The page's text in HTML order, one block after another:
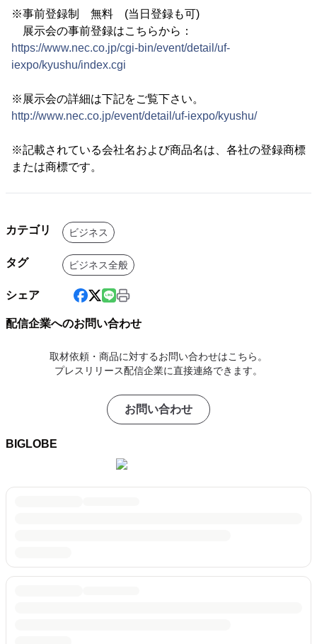
※事前登録制 無料 (当日登録も可)
展示会の事前登録はこちらから：
https://www.nec.co.jp/cgi-bin/event/detail/uf-
iexpo/kyushu/index.cgi
※展示会の詳細は下記をご覧下さい。
http://www.nec.co.jp/event/detail/uf-iexpo/kyushu/
※記載されている会社名および商品名は、各社の登録商標
または商標です。
カテゴリ ビジネス
タグ ビジネス全般
シェア
配信企業へのお問い合わせ
取材依頼・商品に対するお問い合わせはこちら。
プレスリリース配信企業に直接連絡できます。
お問い合わせ
BIGLOBE